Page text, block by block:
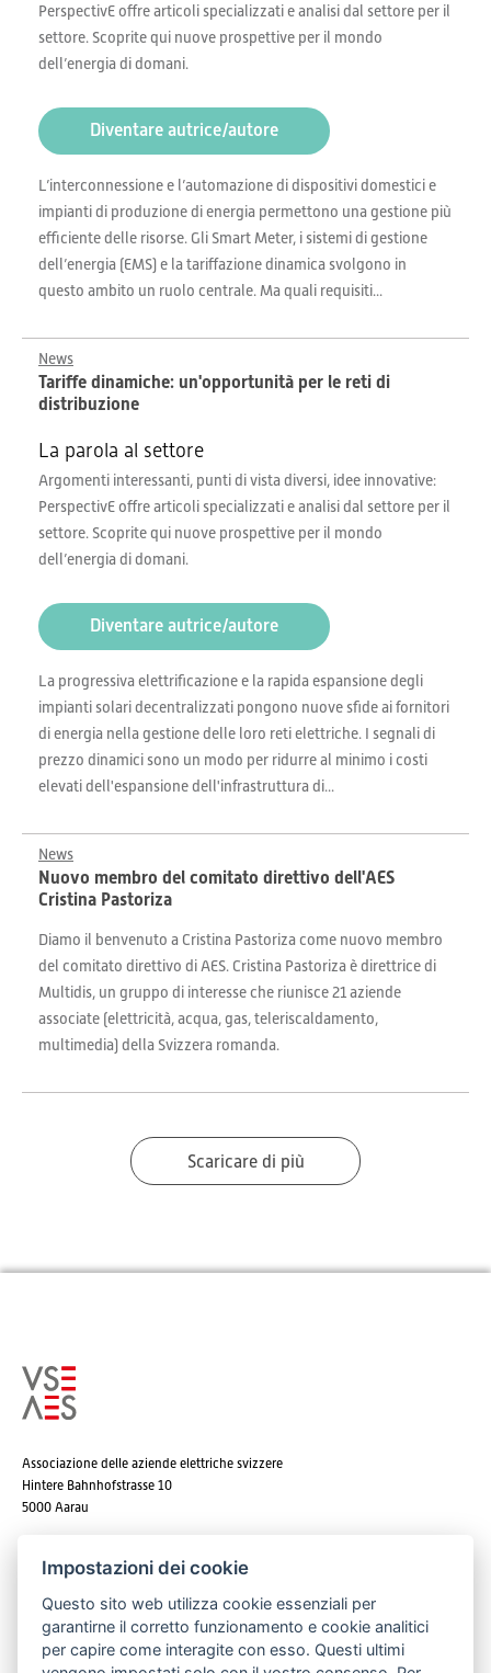
PerspectivE offre articoli specializzati e analisi dal settore per il
settore. Scoprite qui nuove prospettive per il mondo
dell’energia di domani.
Diventare autrice/autore
L’interconnessione e l’automazione di dispositivi domestici e
impianti di produzione di energia permettono una gestione più
efficiente delle risorse. Gli Smart Meter, i sistemi di gestione
dell’energia (EMS) e la tariffazione dinamica svolgono in
questo ambito un ruolo centrale. Ma quali requisiti...
News
Tariffe dinamiche: un'opportunità per le reti di
distribuzione
La parola al settore
Argomenti interessanti, punti di vista diversi, idee innovative:
PerspectivE offre articoli specializzati e analisi dal settore per il
settore. Scoprite qui nuove prospettive per il mondo
dell’energia di domani.
Diventare autrice/autore
La progressiva elettrificazione e la rapida espansione degli
impianti solari decentralizzati pongono nuove sfide ai fornitori
di energia nella gestione delle loro reti elettriche. I segnali di
prezzo dinamici sono un modo per ridurre al minimo i costi
elevati dell'espansione dell'infrastruttura di...
News
Nuovo membro del comitato direttivo dell'AES
Cristina Pastoriza
Diamo il benvenuto a Cristina Pastoriza come nuovo membro
del comitato direttivo di AES. Cristina Pastoriza è direttrice di
Multidis, un gruppo di interesse che riunisce 21 aziende
associate (elettricità, acqua, gas, teleriscaldamento,
multimedia) della Svizzera romanda.
Scaricare di più
Associazione delle aziende elettriche svizzere
Hintere Bahnhofstrasse 10
5000 Aarau
E-mail: info@strom.ch
Impostazioni dei cookie
Questo sito web utilizza cookie essenziali per
garantirne il corretto funzionamento e cookie analitici
per capire come interagite con esso. Questi ultimi